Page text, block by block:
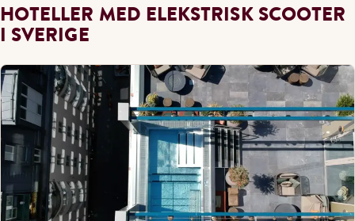
HOTELLER MED ELEKSTRISK SCOOTER
I SVERIGE